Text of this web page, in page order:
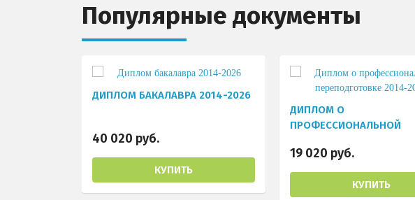
Популярные документы
ДИПЛОМ БАКАЛАВРА 2014-2026
40 020 руб.
КУПИТЬ
ДИПЛОМ О
ПРОФЕССИОНАЛЬНОЙ
19 020 руб.
КУПИТЬ